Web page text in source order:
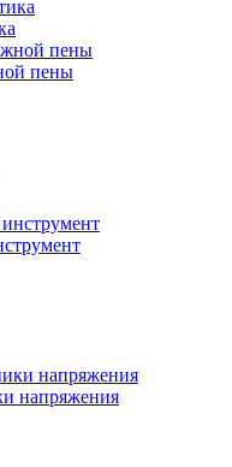
пены
напряжения